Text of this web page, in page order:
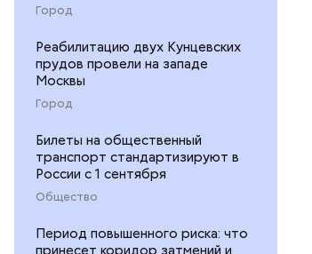
Город
Реабилитацию двух Кунцевских
прудов провели на западе
Москвы
Город
Билеты на общественный
транспорт стандартизируют в
России с 1 сентября
Общество
Период повышенного риска: что